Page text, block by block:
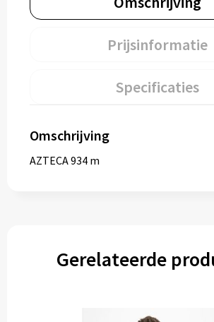
Prijsinformatie
Specificaties
Omschrijving
AZTECA 934 m
Gerelateerde